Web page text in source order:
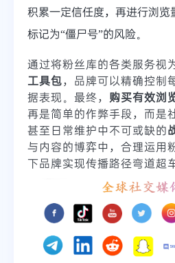
积累一定信任度，再进行浏览
标记为“僵尸号”的风险。
通过将粉丝库的各类服务视
工具包，品牌可以精确控制
据表现。最终， 购买有效浏
再是简单的作弊手段，而是
甚至日常维护中不可或缺的
与内容的博弈中，合理运用
下品牌实现传播路径弯道超